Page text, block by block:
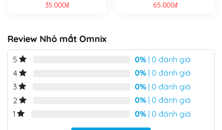
35.000₫
65.000₫
Review Nhỏ mắt Omnix
5 0% | 0 đánh giá
4
0% | 0 đánh giá
3
0% | 0 đánh giá
2
0% | 0 đánh giá
1
0% | 0 đánh giá